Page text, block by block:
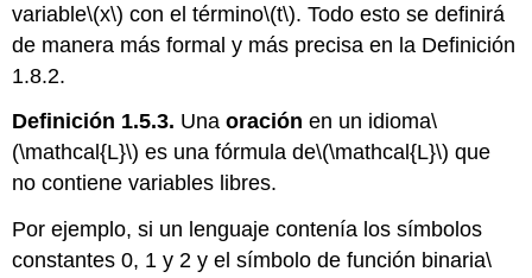
variable\(x\) con el término\(t\). Todo esto se definirá
de manera más formal y más precisa en la Definición
1.8.2.
Definición 1.5.3. Unaoración en un idioma\
(\mathcal{L}\) es una fórmula de\(\mathcal{L}\) que
no contiene variables libres.
Por ejemplo, si un lenguaje contenía los símbolos
constantes 0, 1 y 2 y el símbolo de función binaria\